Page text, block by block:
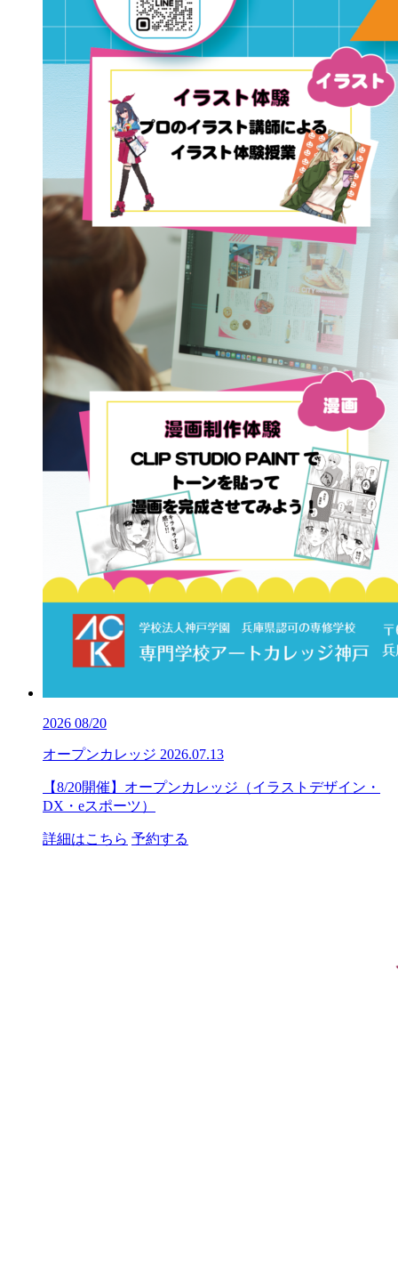
2026 08/20
オープンカレッジ 2026.07.13
【8/20開催】オープンカレッジ（イラストデザイン・
DX・eスポーツ）
詳細はこちら 予約する